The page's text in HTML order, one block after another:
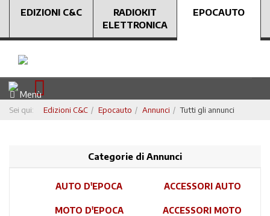
EDIZIONI C&C
RADIOKIT
ELETTRONICA
EPOCAUTO
Menù
Sei qui: Edizioni C&C Epocauto Annunci Tutti gli annunci
Categorie di Annunci
AUTO D'EPOCA ACCESSORI AUTO
MOTO D'EPOCA ACCESSORI MOTO